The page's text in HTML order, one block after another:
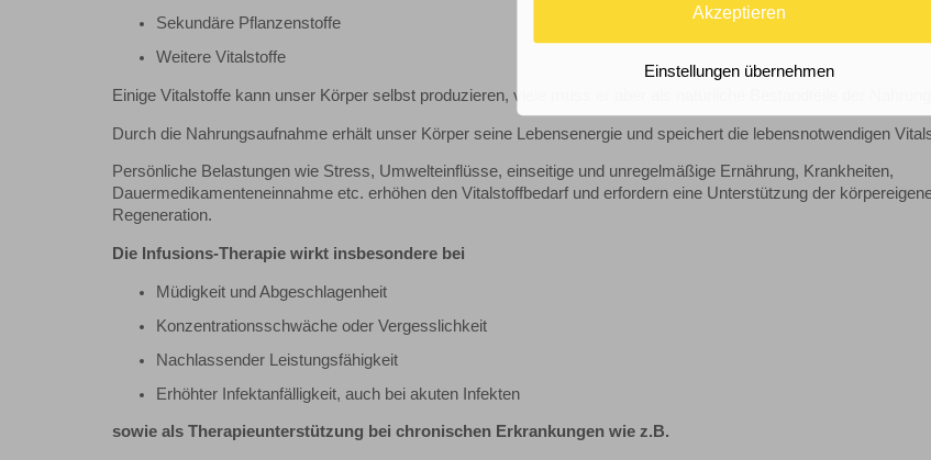
Sekundäre Pflanzenstoffe
Weitere Vitalstoffe
Einige Vitalstoffe kann unser Körper selbst produzieren, viele muss er aber als natürliche Bestandteile der
Durch die Nahrungsaufnahme erhält unser Körper seine Lebensenergie und speichert die lebensnotwendigen
Persönliche Belastungen wie Stress, Umwelteinflüsse, einseitige und unregelmäßige Ernährung, Krankheiten,
Dauermedikamenteneinnahme etc. erhöhen den Vitalstoffbedarf und erfordern eine Unterstützung der
Regeneration.
Die Infusions-Therapie wirkt insbesondere bei
Müdigkeit und Abgeschlagenheit
Konzentrationsschwäche oder Vergesslichkeit
Nachlassender Leistungsfähigkeit
Erhöhter Infektanfälligkeit, auch bei akuten Infekten
sowie als Therapieunterstützung bei chronischen Erkrankungen wie z.B.
Akzeptieren
Einstellungen übernehmen